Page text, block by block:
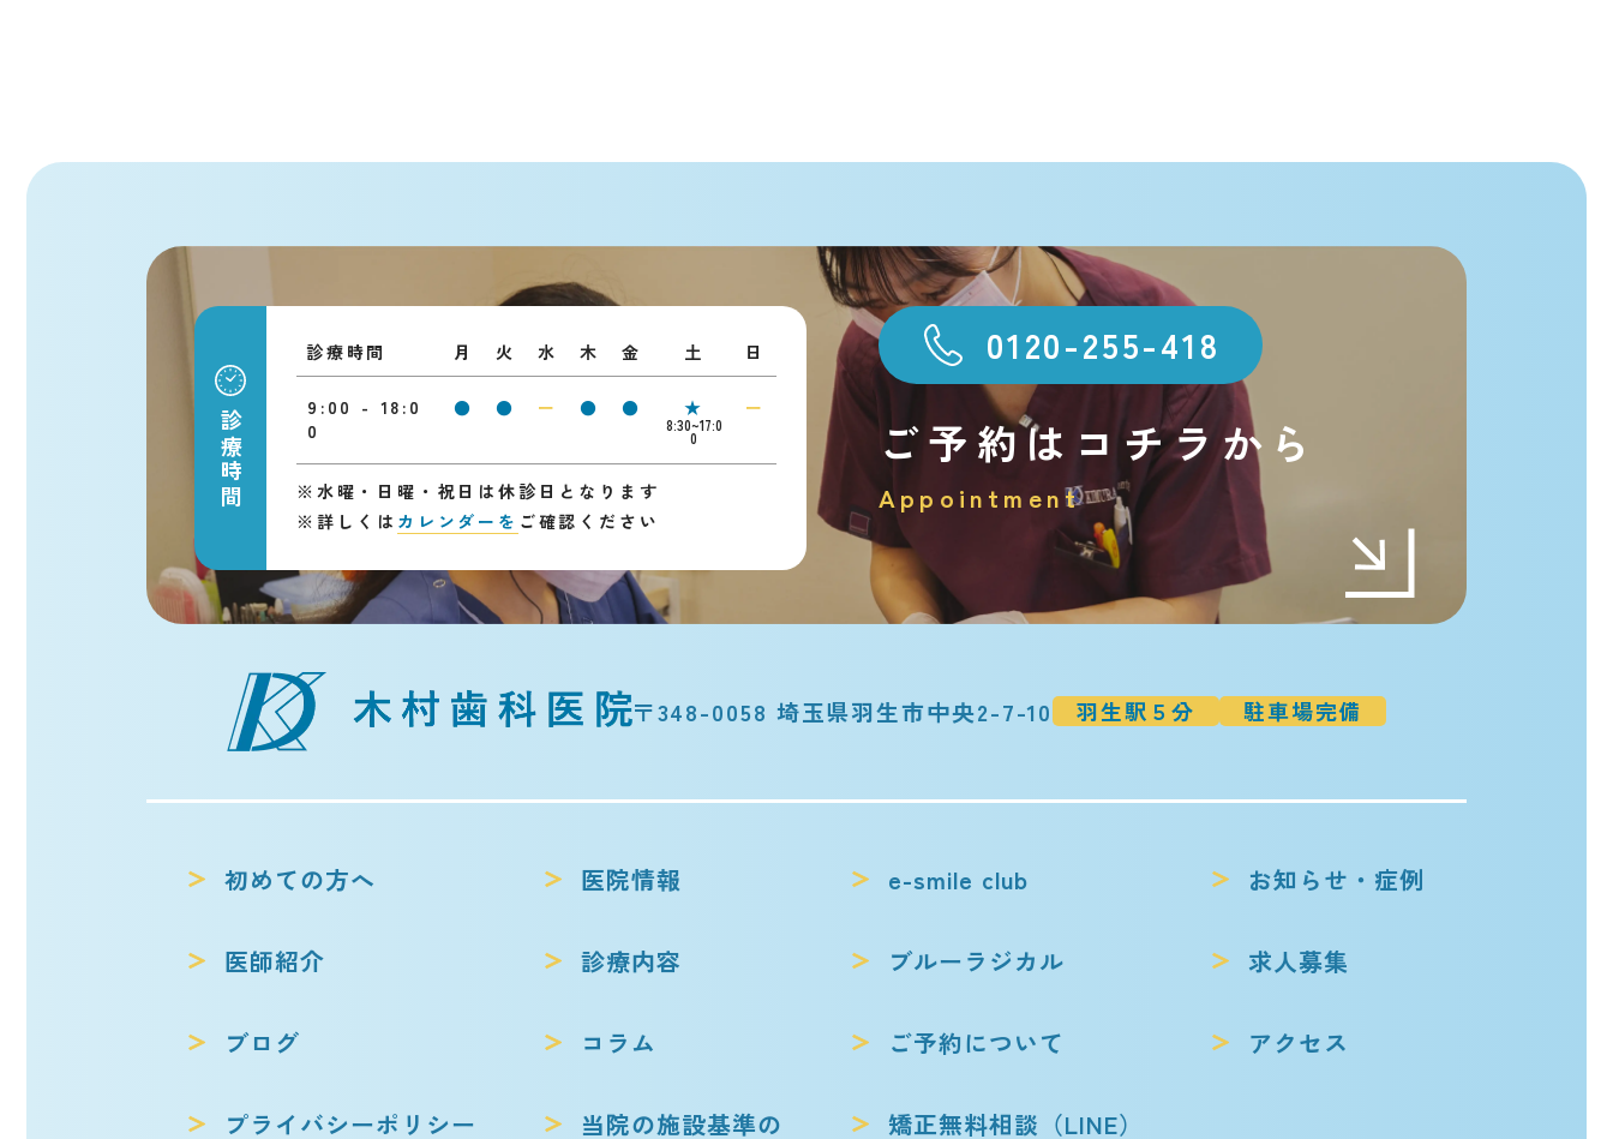
診療時間
診療時間 月 火 水 木 金 土 日
9:00 - 18:0
0
● ● ー ● ● ★
8:30~17:0
0
ー
※ 水曜・日曜・祝日は休診日となります
※ 詳しくは カレンダーを ご確認ください
0120-255-418
ご予約はコチラから
Appointment
〒348-0058 埼玉県羽生市中央2-7-10 羽生駅５分 駐車場完備
初めての方へ 医院情報 e-smile club お知らせ・症例
医師紹介 診療内容 ブルーラジカル 求人募集
ブログ コラム ご予約について アクセス
プライバシーポリシー 当院の施設基準の 矯正無料相談 （LINE）